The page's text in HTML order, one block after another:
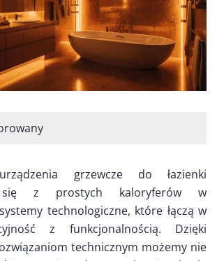
grzewcze do łazienki
się z prostych kaloryferów w
technologiczne, które łączą w
z funkcjonalnością. Dzięki
technicznym możemy nie